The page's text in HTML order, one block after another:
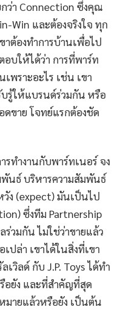
ว่า Connection ซึ่งคุณ
Win และต้องจริงใจ ทุก
าต้องทำการบ้านเพื่อไป
อบให้ได้ว่า การที่พาร์ท
พราะอะไร เช่น เขา
บรู้ให้แบรนด์ร่วมกัน หรือ
ดขาย โจทย์แรกต้องชัด
รทำงานกับพาร์ทเนอร์ จง
นธ์ บริหารความสัมพันธ์
ง (expect) มันเป็นไป
ซึ่งทีม Partnership
วมกัน ไม่ใช่ว่าขายแล้ว
ปล่า เขาได้ในสิ่งที่เขา
วิลด์ กับ J.P. Toys ได้ทำ
อยัง และที่สำคัญที่สุด
มายแล้วหรือยัง เป็นต้น